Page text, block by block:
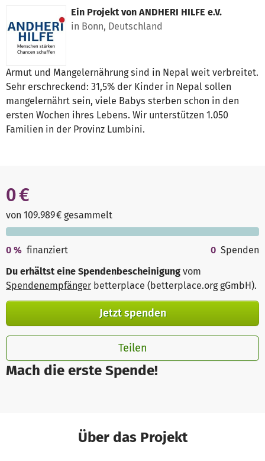
Ein Projekt von ANDHERI HILFE e.V.
in Bonn, Deutschland
Armut und Mangelernährung sind in Nepal weit verbreitet.
Sehr erschreckend: 31,5% der Kinder in Nepal sollen
mangelernährt sein, viele Babys sterben schon in den
ersten Wochen ihres Lebens. Wir unterstützen 1.050
Familien in der Provinz Lumbini.
Mach die erste Spende!
0 €
von 109.989 € gesammelt
0 % finanziert 0 Spenden
Du erhältst eine Spendenbescheinigung vom
Spendenempfänger betterplace (betterplace.org gGmbH).
Jetzt spenden
Teilen
Über das Projekt